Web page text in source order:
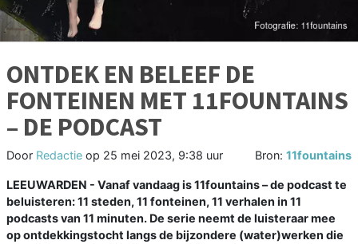
ONTDEK EN BELEEF DE
FONTEINEN MET 11FOUNTAINS
– DE PODCAST
Door Redactie op 25 mei 2023, 9:38 uur Bron: 11fountains
LEEUWARDEN - Vanaf vandaag is 11fountains – de podcast te
beluisteren: 11 steden, 11 fonteinen, 11 verhalen in 11
podcasts van 11 minuten. De serie neemt de luisteraar mee
op ontdekkingstocht langs de bijzondere (water)werken die